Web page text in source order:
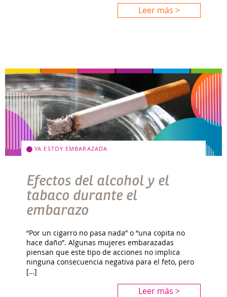
Leer más >
YA ESTOY EMBARAZADA
Efectos del alcohol y el
tabaco durante el
embarazo
“Por un cigarro no pasa nada” o “una copita no
hace daño”. Algunas mujeres embarazadas
piensan que este tipo de acciones no implica
ninguna consecuencia negativa para el feto, pero
[…]
Leer más >